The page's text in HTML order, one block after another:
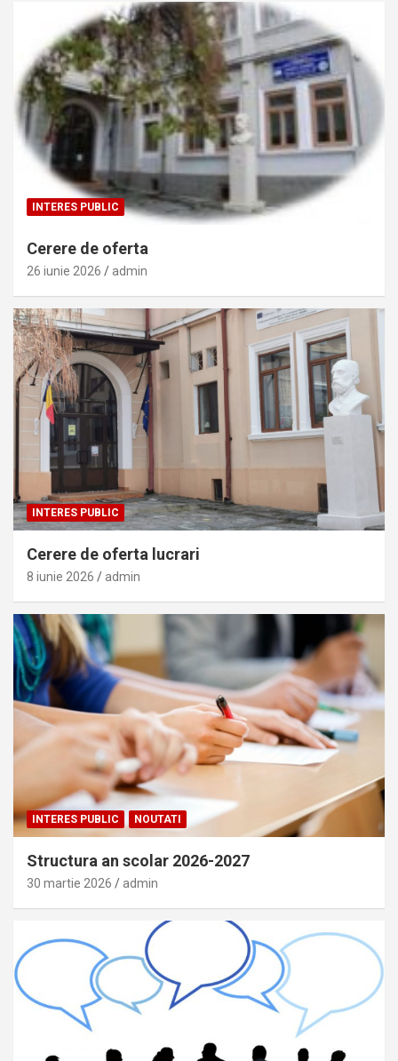
INTERES PUBLIC
Cerere de oferta
26 iunie 2026 admin
INTERES PUBLIC
Cerere de oferta lucrari
8 iunie 2026 admin
INTERES PUBLIC NOUTATI
Structura an scolar 2026-2027
30 martie 2026 admin